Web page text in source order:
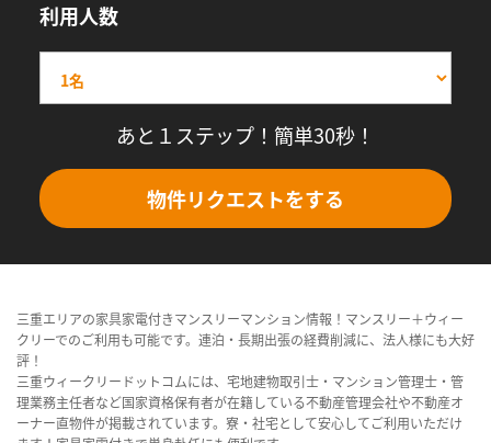
利用人数
あと１ステップ！簡単30秒！
物件リクエストをする
三重エリアの家具家電付きマンスリーマンション情報！マンスリー＋ウィー
クリーでのご利用も可能です。連泊・長期出張の経費削減に、法人様にも大好
評！
三重ウィークリードットコムには、宅地建物取引士・マンション管理士・管
理業務主任者など国家資格保有者が在籍している不動産管理会社や不動産オ
ーナー直物件が掲載されています。寮・社宅として安心してご利用いただけ